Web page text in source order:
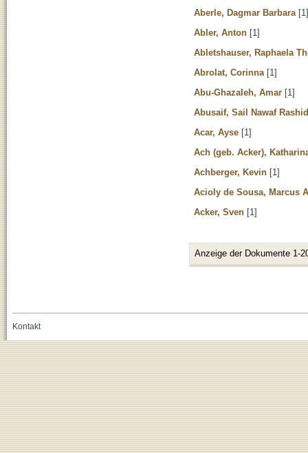
Aberle, Dagmar Barbara [1]
Abler, Anton [1]
Abletshauser, Raphaela
Abrolat, Corinna [1]
Abu-Ghazaleh, Amar [1]
Abusaif, Sail Nawaf Rashid
Acar, Ayse [1]
Ach (geb. Acker),
Achberger, Kevin [1]
Acioly de Sousa, Marcus
Acker, Sven [1]
Anzeige der Dokumente 1-
Kontakt